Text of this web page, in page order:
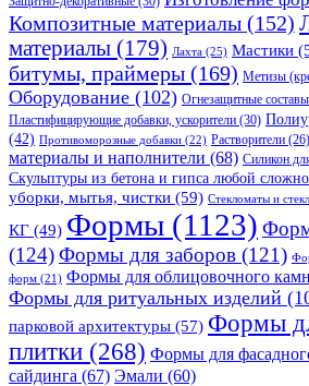
Композитные материалы (152)
материалы (179) Лахта (25) Мастики
битумы, праймеры (169) Метизы
Оборудование (102) Огнезащитные составы
Пластифицирующие добавки, ускорители (30)
(42) Противоморозные добавки (22) Растворители (26)
материалы и наполнители (68) Силикон
Скульптуры из бетона и гипса любой
уборки, мытья, чистки (59) Стекломаты и
КГ (49) Формы (1123)
(124)Формы для заборов (121)
форм (21) Формы для облицовочного
Формы для ритуальных изделий
парковой архитектуры (57) Формы
плитки (268) Формы для
сайдинга (67) Эмали (60)